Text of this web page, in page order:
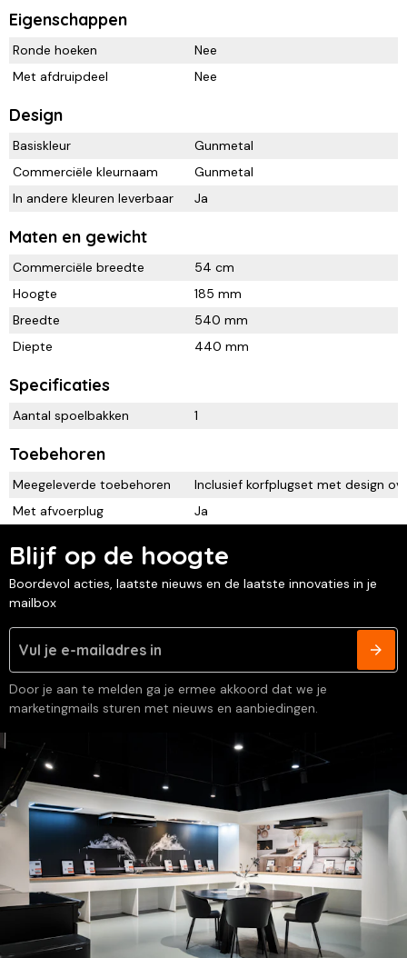
Eigenschappen
Ronde hoeken
Nee
Met afdruipdeel
Nee
Design
Basiskleur
Gunmetal
Commerciële kleurnaam
Gunmetal
In andere kleuren leverbaar
Ja
Maten en gewicht
Commerciële breedte
54 cm
Hoogte
185 mm
Breedte
540 mm
Diepte
440 mm
Specificaties
Aantal spoelbakken 1
Toebehoren
Meegeleverde toebehoren
Inclusief korfplugset met design
Met afvoerplug
Ja
Blijf op de hoogte
Boordevol acties, laatste nieuws en de laatste innovaties in je
mailbox
Door je aan te melden ga je ermee akkoord dat we je
marketingmails sturen met nieuws en aanbiedingen.